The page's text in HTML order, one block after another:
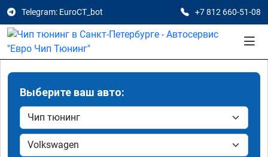
Telegram: EuroCT_bot +7 812 660-51-08
Выберите ваш авто: